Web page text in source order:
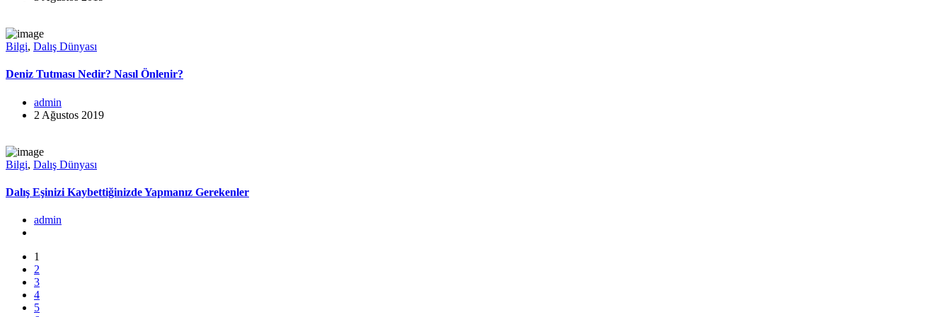
Bilgi, Dalış Dünyası
Deniz Tutması Nedir? Nasıl Önlenir?
admin
2 Ağustos 2019
Bilgi, Dalış Dünyası
Dalış Eşinizi Kaybettiğinizde Yapmanız Gerekenler
admin
1
2
3
4
5